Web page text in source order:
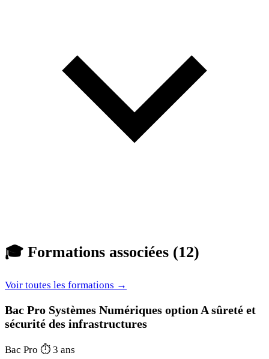
🎓 Formations associées (12)
Voir toutes les formations →
Bac Pro Systèmes Numériques option A sûreté et
sécurité des infrastructures
Bac Pro ⏱ 3 ans